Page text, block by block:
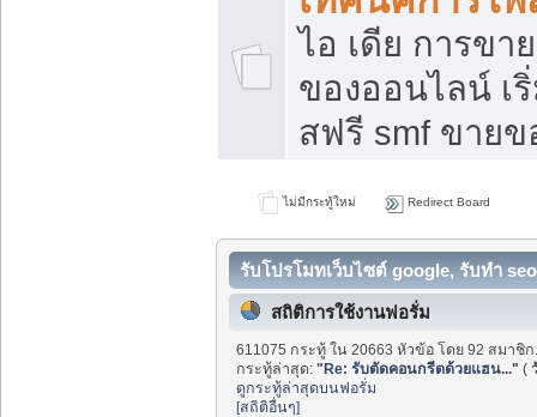
ไอ เดีย การขา
ของออนไลน์ เ
สฟรี smf ขาย
ไม่มีกระทู้ใหม่ Redirect Board
รับโปรโมทเว็บไซต์ google, รับทำ
สถิติการใช้งานฟอรั่ม
611075 กระทู้ ใน 20663 หัวข้อ โดย 92 สมาชิ
กระทู้ล่าสุด:"Re: รับตัดคอนกรีตด้วยแฮน..." (
ดูกระทู้ล่าสุดบนฟอรั่ม
[สถิติอื่นๆ]